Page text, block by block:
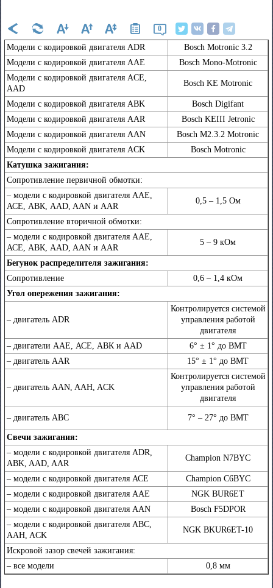
0
Mодели с кодировкой двигателя АDR
Bosch Motronic 3.2
Mодели с кодировкой двигателя ААЕ
Bosch Mono-Motronic
Mодели с кодировкой двигателя АCE,
AAD
Bosch KE Motronic
Mодели с кодировкой двигателя ABK
Bosch Digifant
Mодели с кодировкой двигателя ААR
Bosch KEIII Jetronic
Mодели с кодировкой двигателя AAN
Bosch M2.3.2 Motronic
Mодели с кодировкой двигателя ACK
Bosch Motronic
Катушка зажигания:
Сопротивление первичной обмотки:
– модели с кодировкой двигателя ААЕ,
АСЕ, АВК, AAD, AAN и AAR
0,5 – 1,5 Ом
Сопротивление вторичной обмотки:
– модели с кодировкой двигателя ААЕ,
АСЕ, АВК, AAD, AAN и AAR
5 – 9 кОм
Бегунок распределителя зажигания:
Сопротивление
0,6 – 1,4 кОм
Угол опережения зажигания:
– двигатель ADR
Контролируется системой
управления работой
двигателя
– двигатели ААЕ, АСЕ, АВК и AAD
6° ± 1° до ВМТ
– двигатель AAR
15° ± 1° до ВМТ
– двигатель AAN, AAH, ACK
Контролируется системой
управления работой
двигателя
– двигатель ABC 7° – 27° до ВМТ
Свечи зажигания:
– модели с кодировкой двигателя ADR,
ABK, AAD, AAR
Champion N7BYC
– модели с кодировкой двигателя АСЕ
Champion C6BYC
– модели с кодировкой двигателя ААЕ
NGK BUR6ET
– модели с кодировкой двигателя ААN
Bosch F5DPOR
– модели с кодировкой двигателя АBC,
AAH, ACK
NGK BKUR6ET-10
Искровой зазор свечей зажигания:
– все модели
0,8 мм